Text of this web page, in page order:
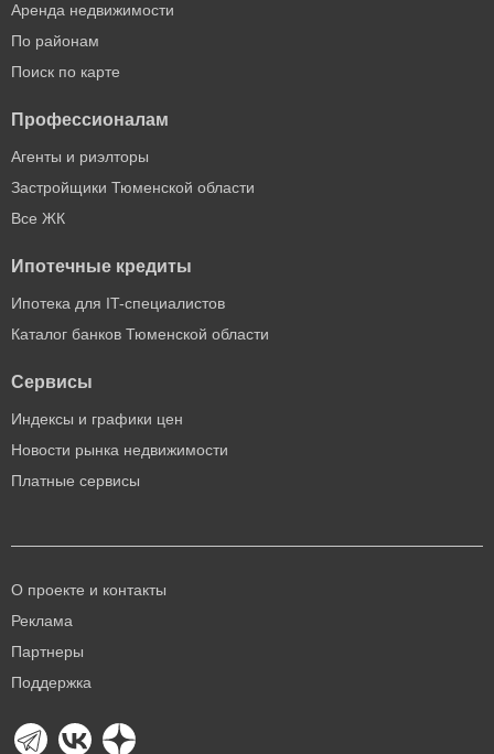
Аренда недвижимости
По районам
Поиск по карте
Профессионалам
Агенты и риэлторы
Застройщики Тюменской области
Все ЖК
Ипотечные кредиты
Ипотека для IT-специалистов
Каталог банков Тюменской области
Сервисы
Индексы и графики цен
Новости рынка недвижимости
Платные сервисы
О проекте и контакты
Реклама
Партнеры
Поддержка